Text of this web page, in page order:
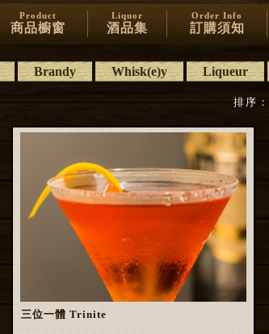
Product
商品櫥窗
Liquor
酒品集
Order Info
訂購須知
Brandy Whisk(e)y Liqueur
排序：
三位一體 Trinite